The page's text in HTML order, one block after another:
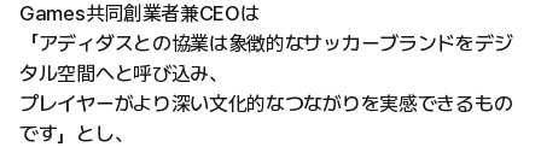
Games共同創業者兼CEOは
「アディダスとの協業は象徴的なサッカーブランドをデジ
タル空間へと呼び込み、
プレイヤーがより深い文化的なつながりを実感できるもの
です」とし、